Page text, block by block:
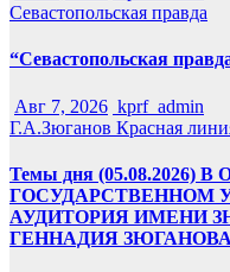
Севастопольская правда
“Севастопольская
Авг 7, 2026 kprf_admin
Г.А.Зюганов Красная
Темы дня (05.08.2026)
ГОСУДАРСТВЕННОМ
АУДИТОРИЯ ИМЕНИ
ГЕННАДИЯ